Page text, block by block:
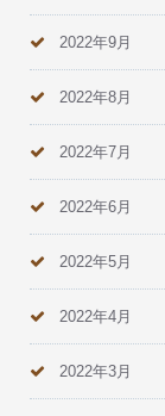
2022年9月
2022年8月
2022年7月
2022年6月
2022年5月
2022年4月
2022年3月